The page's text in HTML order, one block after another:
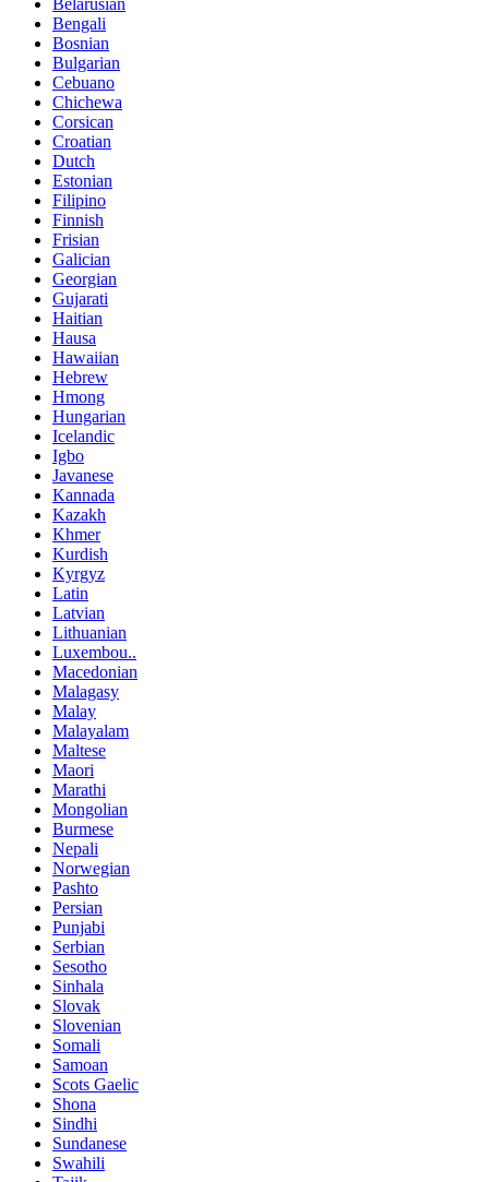
Bengali
Bosnian
Bulgarian
Cebuano
Chichewa
Corsican
Croatian
Dutch
Estonian
Filipino
Finnish
Frisian
Galician
Georgian
Gujarati
Haitian
Hausa
Hawaiian
Hebrew
Hmong
Hungarian
Icelandic
Igbo
Javanese
Kannada
Kazakh
Khmer
Kurdish
Kyrgyz
Latin
Latvian
Lithuanian
Luxembou..
Macedonian
Malagasy
Malay
Malayalam
Maltese
Maori
Marathi
Mongolian
Burmese
Nepali
Norwegian
Pashto
Persian
Punjabi
Serbian
Sesotho
Sinhala
Slovak
Slovenian
Somali
Samoan
Scots Gaelic
Shona
Sindhi
Sundanese
Swahili